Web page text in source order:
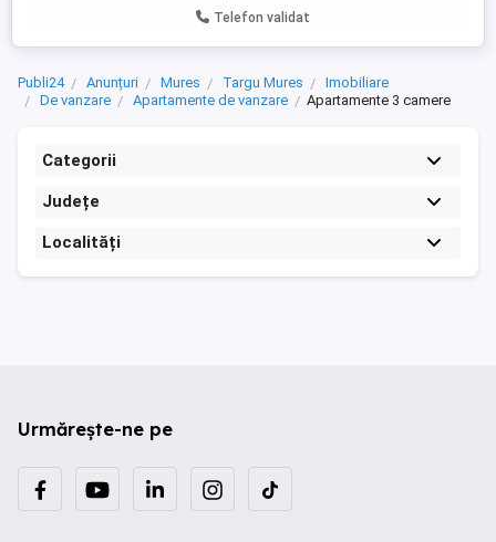
Telefon validat
Publi24 Anunțuri Mures Targu Mures
Imobiliare
De vanzare
Apartamente de vanzare Apartamente 3 camere
Categorii
Județe
Localități
Urmărește-ne pe